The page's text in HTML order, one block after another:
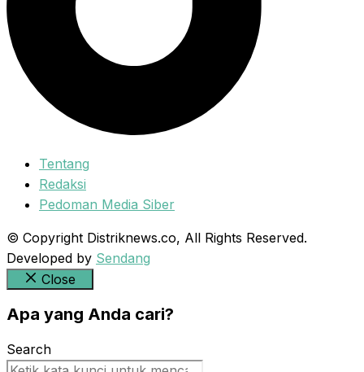
Tentang
Redaksi
Pedoman Media Siber
© Copyright Distriknews.co, All Rights Reserved.
Developed by Sendang
Close
Apa yang Anda cari?
Search